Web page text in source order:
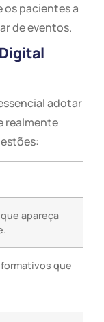
os pacientes a
de eventos.
adotar
realmente
apareça
que